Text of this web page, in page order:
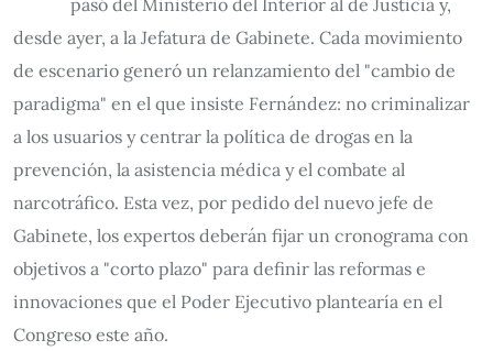
pasó del Ministerio del Interior al de Justicia y,
desde ayer, a la Jefatura de Gabinete. Cada movimiento
de escenario generó un relanzamiento del "cambio de
paradigma" en el que insiste Fernández: no criminalizar
a los usuarios y centrar la política de drogas en la
prevención, la asistencia médica y el combate al
narcotráfico. Esta vez, por pedido del nuevo jefe de
Gabinete, los expertos deberán fijar un cronograma con
objetivos a "corto plazo" para definir las reformas e
innovaciones que el Poder Ejecutivo plantearía en el
Congreso este año.